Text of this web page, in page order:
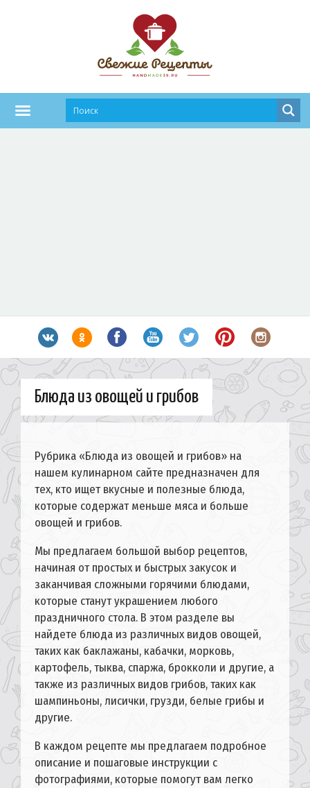
Блюда из овощей и грибов
Рубрика «Блюда из овощей и грибов» на
нашем кулинарном сайте предназначен для
тех, кто ищет вкусные и полезные блюда,
которые содержат меньше мяса и больше
овощей и грибов.
Мы предлагаем большой выбор рецептов,
начиная от простых и быстрых закусок и
заканчивая сложными горячими блюдами,
которые станут украшением любого
праздничного стола. В этом разделе вы
найдете блюда из различных видов овощей,
таких как баклажаны, кабачки, морковь,
картофель, тыква, спаржа, брокколи и другие, а
также из различных видов грибов, таких как
шампиньоны, лисички, грузди, белые грибы и
другие.
В каждом рецепте мы предлагаем подробное
описание и пошаговые инструкции с
фотографиями, которые помогут вам легко